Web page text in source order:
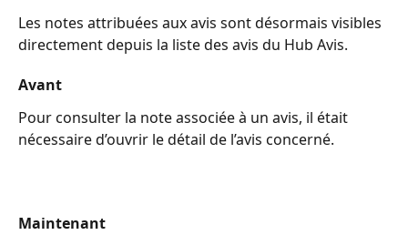
Les notes attribuées aux avis sont désormais visibles
directement depuis la liste des avis du Hub Avis.
Avant
Pour consulter la note associée à un avis, il était
nécessaire d’ouvrir le détail de l’avis concerné.
Maintenant